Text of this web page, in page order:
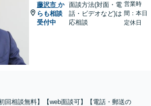
藤沢市 か
らも相談
受付中
面談方法(対面・電
話・ビデオなど)は
応相談
営業時
間：本日
定休日
回相談無料】【web面談可】【電話・郵送の